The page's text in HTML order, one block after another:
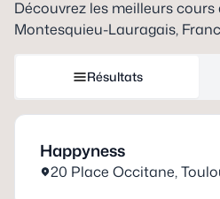
Découvrez les meilleurs cours
Montesquieu-Lauragais,
Résultats
Happyness
20 Place Occitane,